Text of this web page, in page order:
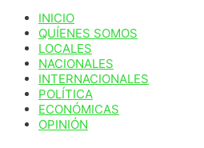
INICIO
QUÍENES SOMOS
LOCALES
NACIONALES
INTERNACIONALES
POLÍTICA
ECONÓMICAS
OPINIÓN